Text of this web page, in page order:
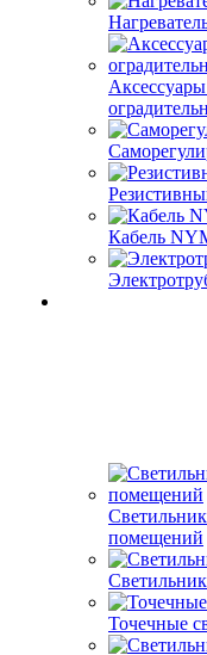
Кабель
помещений
Точечные